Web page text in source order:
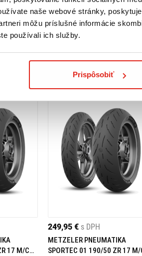
naše webové stránky,
môžu príslušné informácie
používali ich služby.
Prispôsobiť
zabezpečia bezpečnú a plynulú jazdu v
ZADARMO
TL FRONT
- Doprava
Rezervovať na predajni
Kúpiť
17 M/C
249,95 € s DPH
METZELER PNEUMATIKA
SPORTEC 01 190/50 ZR 17 M/